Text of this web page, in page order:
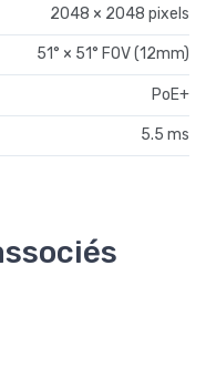
2048 × 2048 pixels
51° × 51° FOV (12mm)
PoE+
5.5 ms